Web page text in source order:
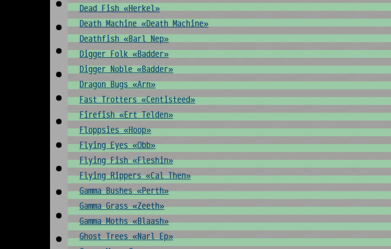
Dead Fish «Herkel»
Death Machine «Death Machine»
Deathfish «Barl Nep»
Digger Folk «Badder»
Digger Noble «Badder»
Dragon Bugs «Arn»
Fast Trotters «Centisteed»
Firefish «Ert Telden»
Floppsies «Hoop»
Flying Eyes «Obb»
Flying Fish «Fleshin»
Flying Rippers «Cal Then»
Gamma Bushes «Perth»
Gamma Grass «Zeeth»
Gamma Moths «Blaash»
Ghost Trees «Narl Ep»